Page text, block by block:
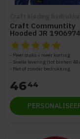
Craft Communtity
Hooded JR 1906974
De beoordeling
Meer stuks = meer korting
Snelle levering (tot binnen
Met of zonder bedrukking
4644